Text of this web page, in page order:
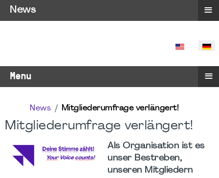
SPRACHE
Menu ≡
News Mitgliederumfrage verlängert!
Mitgliederumfrage verlängert!
Als Organisation ist es
unser Bestreben,
unseren Mitgliedern
News ≡